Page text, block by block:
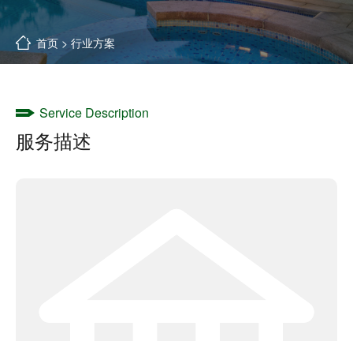
首页 > 行业方案
Service Description
服务描述